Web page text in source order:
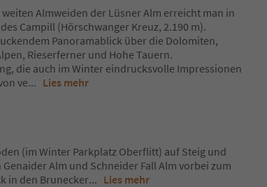
Almweiden der Lüsner Alm erreicht man in
Campill (Hörschwanger Kreuz, 2.190 m).
Panoramablick über die Dolomiten,
Rieserferner und Hohe Tauern.
die auch im Winter eindrucksvolle Impressionen
ve... Lies mehr
(im Winter Parkplatz Oberflitt) auf Steig und
Alm und Schneider Fall Alm vorbei zum
in den Brunecker... Lies mehr